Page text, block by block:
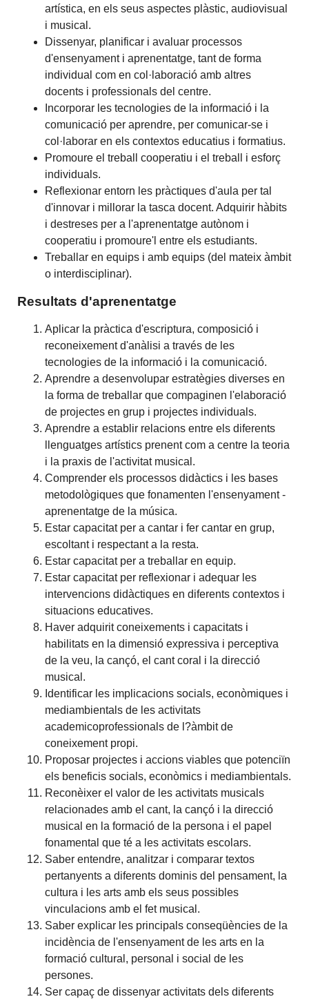
artística, en els seus aspectes plàstic, audiovisual
i musical.
Dissenyar, planificar i avaluar processos
d'ensenyament i aprenentatge, tant de forma
individual com en col·laboració amb altres
docents i professionals del centre.
Incorporar les tecnologies de la informació i la
comunicació per aprendre, per comunicar-se i
col·laborar en els contextos educatius i formatius.
Promoure el treball cooperatiu i el treball i esforç
individuals.
Reflexionar entorn les pràctiques d'aula per tal
d'innovar i millorar la tasca docent. Adquirir hàbits
i destreses per a l'aprenentatge autònom i
cooperatiu i promoure'l entre els estudiants.
Treballar en equips i amb equips (del mateix àmbit
o interdisciplinar).
Resultats d'aprenentatge
Aplicar la pràctica d'escriptura, composició i
reconeixement d'anàlisi a través de les
tecnologies de la informació i la comunicació.
Aprendre a desenvolupar estratègies diverses en
la forma de treballar que compaginen l'elaboració
de projectes en grup i projectes individuals.
Aprendre a establir relacions entre els diferents
llenguatges artístics prenent com a centre la teoria
i la praxis de l'activitat musical.
Comprender els processos didàctics i les bases
metodològiques que fonamenten l'ensenyament -
aprenentatge de la música.
Estar capacitat per a cantar i fer cantar en grup,
escoltant i respectant a la resta.
Estar capacitat per a treballar en equip.
Estar capacitat per reflexionar i adequar les
intervencions didàctiques en diferents contextos i
situacions educatives.
Haver adquirit coneixements i capacitats i
habilitats en la dimensió expressiva i perceptiva
de la veu, la cançó, el cant coral i la direcció
musical.
Identificar les implicacions socials, econòmiques i
mediambientals de les activitats
academicoprofessionals de l?àmbit de
coneixement propi.
Proposar projectes i accions viables que potenciïn
els beneficis socials, econòmics i mediambientals.
Reconèixer el valor de les activitats musicals
relacionades amb el cant, la cançó i la direcció
musical en la formació de la persona i el papel
fonamental que té a les activitats escolars.
Saber entendre, analitzar i comparar textos
pertanyents a diferents dominis del pensament, la
cultura i les arts amb els seus possibles
vinculacions amb el fet musical.
Saber explicar les principals conseqüències de la
incidència de l'ensenyament de les arts en la
formació cultural, personal i social de les
persones.
Ser capaç de dissenyar activitats dels diferents